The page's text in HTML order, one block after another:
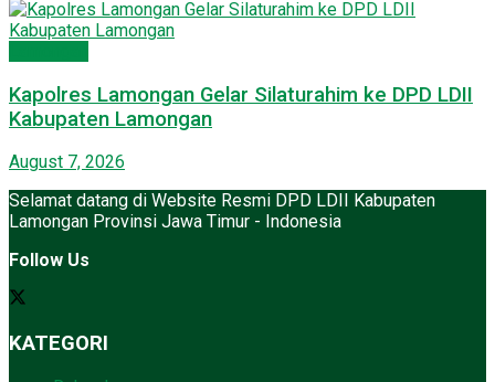
Kapolres Lamongan Gelar Silaturahim ke DPD LDII
Kabupaten Lamongan
August 7, 2026
Selamat datang di Website Resmi DPD LDII Kabupaten
Lamongan Provinsi Jawa Timur - Indonesia
Follow Us
KATEGORI